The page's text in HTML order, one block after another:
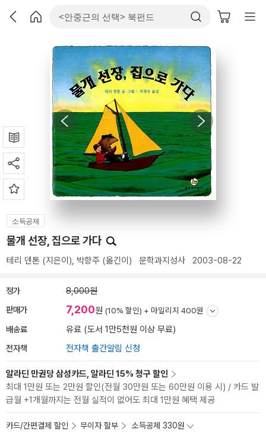
소득공제
물개 선장, 집으로 가다
테리 덴톤 (지은이), 박향주 (옮긴이) 문학과지성사 2003-08-22
정가 8,000원
판매가 7,200원 (10% 할인) + 마일리지 400원
배송료 유료 (도서 1만5천원 이상 무료)
전자책 전자책 출간알림 신청
알라딘 만권당 삼성카드, 알라딘 15% 청구 할인
최대 1만원 또는 2만원 할인(전월 30만원 또는 60만원 이용 시) / 카드 발
급월 +1개월까지는 전월 실적이 없어도 최대 1만원 혜택 제공
카드/간편결제 할인 무이자 할부 소득공제 330원